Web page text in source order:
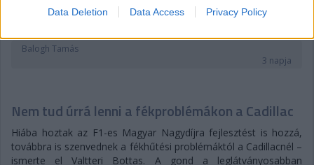
Data Deletion Data Access Privacy Policy
Balogh Tamás
3 napja
Nem tud úrrá lenni a fékproblémákon a Cadillac
Hiába hoztak az F1-es Magyar Nagydíjra fejlesztést is hozzá,
továbbra is szenvednek a fékhűtési problémáktól a Cadillacnél –
ismerte el Valtteri Bottas. A gond a leglátványosabban